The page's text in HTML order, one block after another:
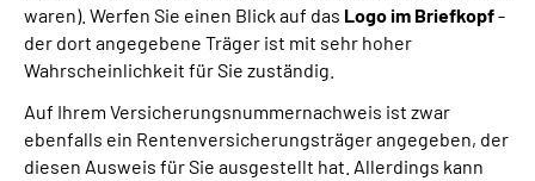
waren). Werfen Sie einen Blick auf das Logo im Briefkopf-
der dort angegebene Träger ist mit sehr hoher
Wahrscheinlichkeit für Sie zuständig.
Auf Ihrem Versicherungsnummernachweis ist zwar
ebenfalls ein Rentenversicherungsträger angegeben, der
diesen Ausweis für Sie ausgestellt hat. Allerdings kann